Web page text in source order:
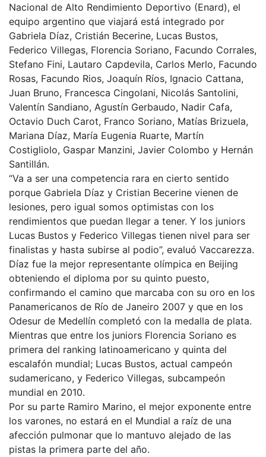
Nacional de Alto Rendimiento Deportivo (Enard), el
equipo argentino que viajará está integrado por
Gabriela Díaz, Cristián Becerine, Lucas Bustos,
Federico Villegas, Florencia Soriano, Facundo Corrales,
Stefano Fini, Lautaro Capdevila, Carlos Merlo, Facundo
Rosas, Facundo Rios, Joaquín Ríos, Ignacio Cattana,
Juan Bruno, Francesca Cingolani, Nicolás Santolini,
Valentín Sandiano, Agustín Gerbaudo, Nadir Cafa,
Octavio Duch Carot, Franco Soriano, Matías Brizuela,
Mariana Díaz, María Eugenia Ruarte, Martín
Costigliolo, Gaspar Manzini, Javier Colombo y Hernán
Santillán.
“Va a ser una competencia rara en cierto sentido
porque Gabriela Díaz y Cristian Becerine vienen de
lesiones, pero igual somos optimistas con los
rendimientos que puedan llegar a tener. Y los juniors
Lucas Bustos y Federico Villegas tienen nivel para ser
finalistas y hasta subirse al podio”, evaluó Vaccarezza.
Díaz fue la mejor representante olímpica en Beijing
obteniendo el diploma por su quinto puesto,
confirmando el camino que marcaba con su oro en los
Panamericanos de Río de Janeiro 2007 y que en los
Odesur de Medellín completó con la medalla de plata.
Mientras que entre los juniors Florencia Soriano es
primera del ranking latinoamericano y quinta del
escalafón mundial; Lucas Bustos, actual campeón
sudamericano, y Federico Villegas, subcampeón
mundial en 2010.
Por su parte Ramiro Marino, el mejor exponente entre
los varones, no estará en el Mundial a raíz de una
afección pulmonar que lo mantuvo alejado de las
pistas la primera parte del año.